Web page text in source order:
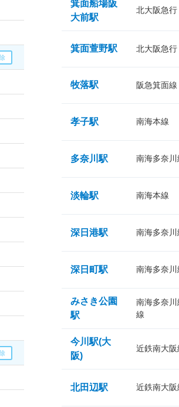
箕面船場阪
大前駅
北大阪急行
箕面萱野駅 北大阪急行
牧落駅 阪急箕面線
孝子駅 南海本線
多奈川駅 南海多奈川
淡輪駅 南海本線
深日港駅 南海多奈川
深日町駅 南海多奈川
みさき公園
駅
南海多奈
線
今川駅(大
阪)
近鉄南大阪
北田辺駅 近鉄南大阪